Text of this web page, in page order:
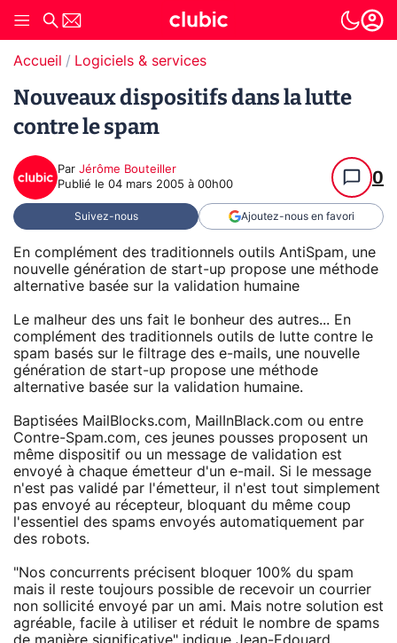
Accueil Logiciels & services
Nouveaux dispositifs dans la lutte
contre le spam
Par Jérôme Bouteiller
Publié le 04 mars 2005 à 00h00 0
Suivez-nous Ajoutez-nous en favori
En complément des traditionnels outils AntiSpam, une
nouvelle génération de start-up propose une méthode
alternative basée sur la validation humaine
Le malheur des uns fait le bonheur des autres... En
complément des traditionnels outils de lutte contre le
spam basés sur le filtrage des e-mails, une nouvelle
génération de start-up propose une méthode
alternative basée sur la validation humaine.
Baptisées MailBlocks.com, MailInBlack.com ou entre
Contre-Spam.com, ces jeunes pousses proposent un
même dispositif ou un message de validation est
envoyé à chaque émetteur d'un e-mail. Si le message
n'est pas validé par l'émetteur, il n'est tout simplement
pas envoyé au récepteur, bloquant du même coup
l'essentiel des spams envoyés automatiquement par
des robots.
"Nos concurrents précisent bloquer 100% du spam
mais il reste toujours possible de recevoir un courrier
non sollicité envoyé par un ami. Mais notre solution est
agréable, facile à utiliser et réduit le nombre de spams
de manière significative" indique Jean-Edouard